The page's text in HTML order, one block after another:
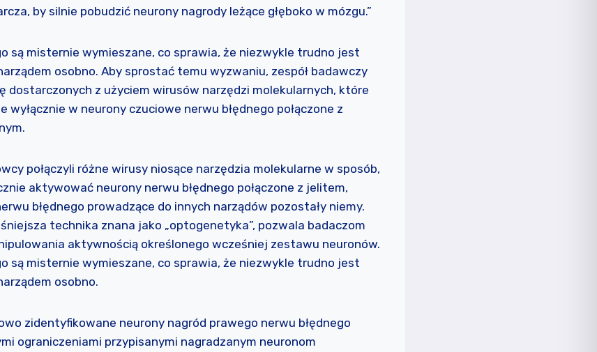
by silnie pobudzić neurony nagrody leżące głęboko w mózgu.”
są misternie wymieszane, co sprawia, że niezwykle trudno jest
osobno. Aby sprostać temu wyzwaniu, zespół badawczy
dostarczonych z użyciem wirusów narzędzi molekularnych, które
wyłącznie w neurony czuciowe nerwu błędnego połączone z
połączyli różne wirusy niosące narzędzia molekularne w sposób,
aktywować neurony nerwu błędnego połączone z jelitem,
błędnego prowadzące do innych narządów pozostały niemy.
technika znana jako „optogenetyka”, pozwala badaczom
aktywnością określonego wcześniej zestawu neuronów.
są misternie wymieszane, co sprawia, że niezwykle trudno jest
osobno.
zidentyfikowane neurony nagród prawego nerwu błędnego
ograniczeniami przypisanymi nagradzanym neuronom